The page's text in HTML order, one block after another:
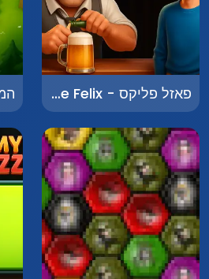
פאזל פליקס - Puzzle Felix